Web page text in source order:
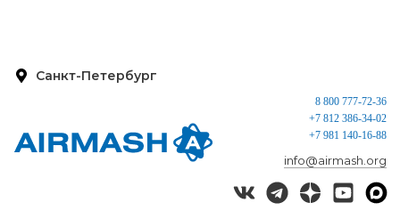
Санкт-Петербург
8 800 777-72-36
+7 812 386-34-02
+7 981 140-16-88
info@airmash.org